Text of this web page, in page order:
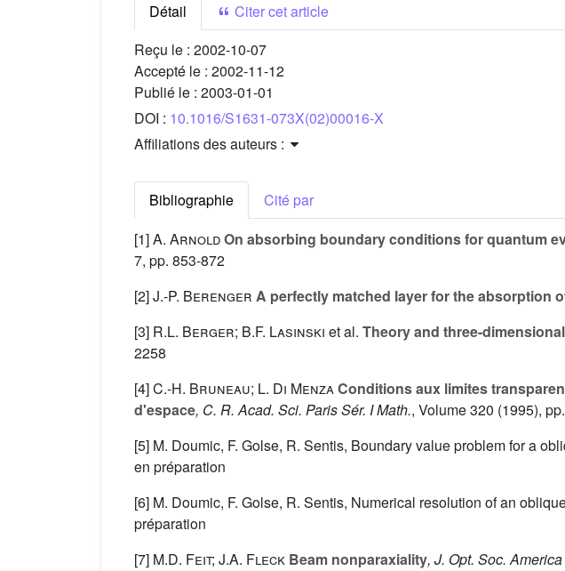
Détail
Citer cet article
Reçu le : 2002-10-07
Accepté le : 2002-11-12
Publié le : 2003-01-01
DOI : 10.1016/S1631-073X(02)00016-X
Affiliations des auteurs :
Bibliographie
Cité par
[1]A. ArnoldOn absorbing boundary conditions for quantum
7, pp. 853-872
[2]J.-P. Berenger A perfectly matched layer for the absorption
[3] R.L. Berger; B.F. Lasinski et al. Theory and three-
2258
[4]C.-H. Bruneau; L. Di MenzaConditions aux limites
d'espace, C. R. Acad. Sci. Paris Sér. I Math., Volume 320 (1995),
[5] M. Doumic, F. Golse, R. Sentis, Boundary value problem for a
en préparation
[6] M. Doumic, F. Golse, R. Sentis, Numerical resolution of an
préparation
[7] M.D. Feit; J.A. Fleck Beam nonparaxiality, J. Opt. Soc.